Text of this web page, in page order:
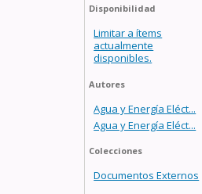
Disponibilidad
Limitar a ítems
actualmente
disponibles.
Autores
Agua y Energía Eléct...
Agua y Energía Eléct...
Colecciones
Documentos Externos